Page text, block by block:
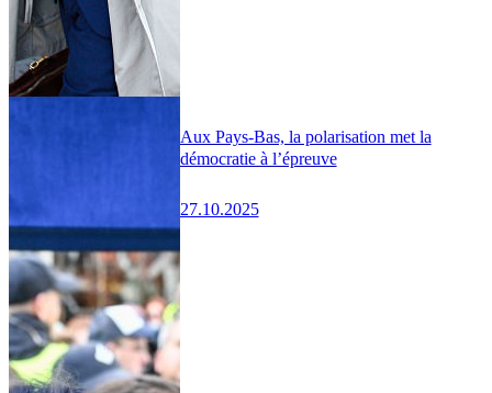
Aux Pays-Bas, la polarisation met la
démocratie à l’épreuve
27.10.2025